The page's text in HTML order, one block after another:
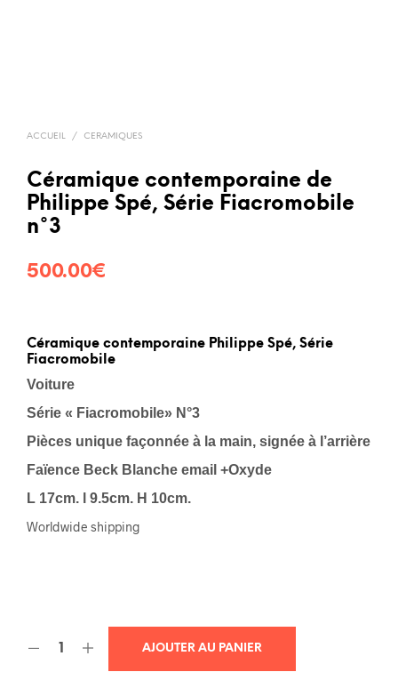
ACCUEIL / CERAMIQUES
Céramique contemporaine de
Philippe Spé, Série Fiacromobile
n°3
500.00€
Céramique contemporaine Philippe Spé, Série
Fiacromobile
Voiture
Série « Fiacromobile» N°3
Pièces unique façonnée à la main, signée à l’arrière
Faïence Beck Blanche email +Oxyde
L 17cm. l 9.5cm. H 10cm.
Worldwide shipping
AJOUTER AU PANIER